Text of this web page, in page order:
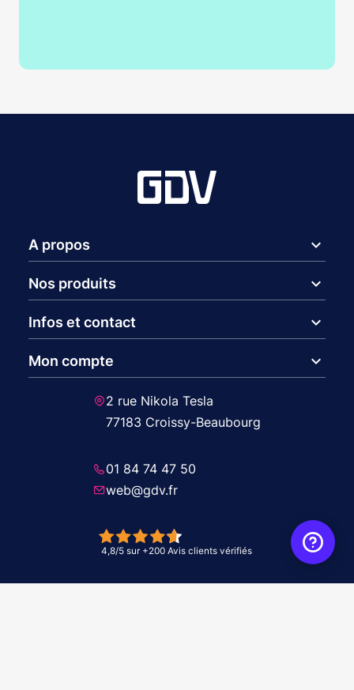
A propos expand_more
Nos produits expand_more
Infos et contact expand_more
Mon compte expand_more
2 rue Nikola Tesla
77183 Croissy-Beaubourg
01 84 74 47 50
web@gdv.fr